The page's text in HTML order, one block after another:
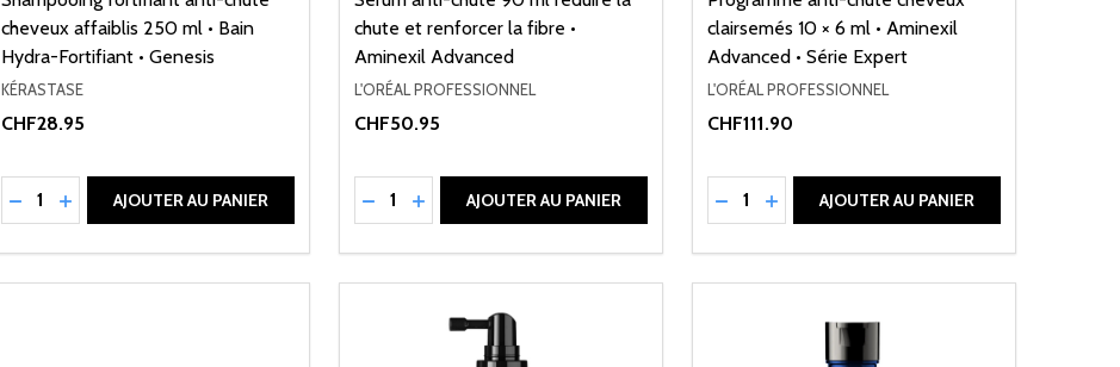
cheveux affaiblis 250 ml • Bain
Hydra-Fortifiant • Genesis
KÉRASTASE
CHF28.95
Quantité:
RÉDUIRE LA QUANTITÉ DE UNDEFINED
AUGMENTER LA QUANTITÉ DE UNDEFINED
AJOUTER AU PANIER
chute et renforcer la fibre •
Aminexil Advanced
L'ORÉAL PROFESSIONNEL
CHF50.95
Quantité:
RÉDUIRE LA QUANTITÉ DE UNDEFINED
AUGMENTER LA QUANTITÉ DE UNDEFINED
AJOUTER AU PANIER
clairsemés 10 × 6 ml • Aminexil
Advanced • Série Expert
L'ORÉAL PROFESSIONNEL
CHF111.90
Quantité:
RÉDUIRE LA QUANTITÉ DE UNDEFINED
AUGMENTER LA QUANTITÉ DE
AJOUTER AU PANIER